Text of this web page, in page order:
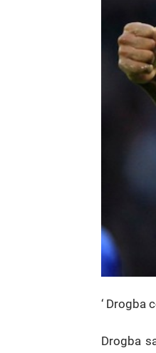
‘ Drogba
Drogba